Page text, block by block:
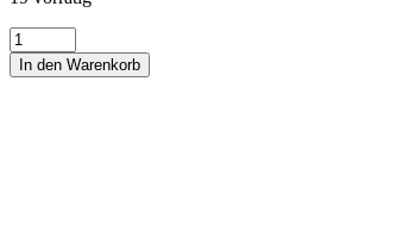
Ziertuch
Seide
Paisley
In den Warenkorb